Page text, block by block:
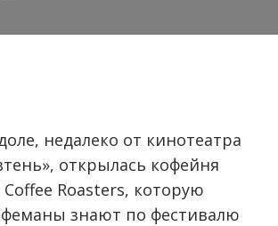
недалеко от кинотеатра
открылась кофейня
Coffee Roasters, которую
знают по фестивалю